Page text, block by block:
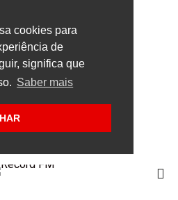
cookies para
de
significa que
Saber mais